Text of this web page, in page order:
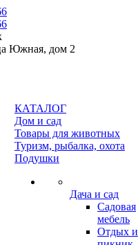
Южная, дом 2
КАТАЛОГ
Дом и сад
Товары для животных
Туризм, рыбалка, охота
Подушки
Дача и сад
Садовая
мебель
Отдых и